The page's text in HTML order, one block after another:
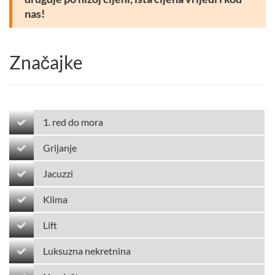
nas!
Značajke
1. red do mora
Grijanje
Jacuzzi
Klima
Lift
Luksuzna nekretnina